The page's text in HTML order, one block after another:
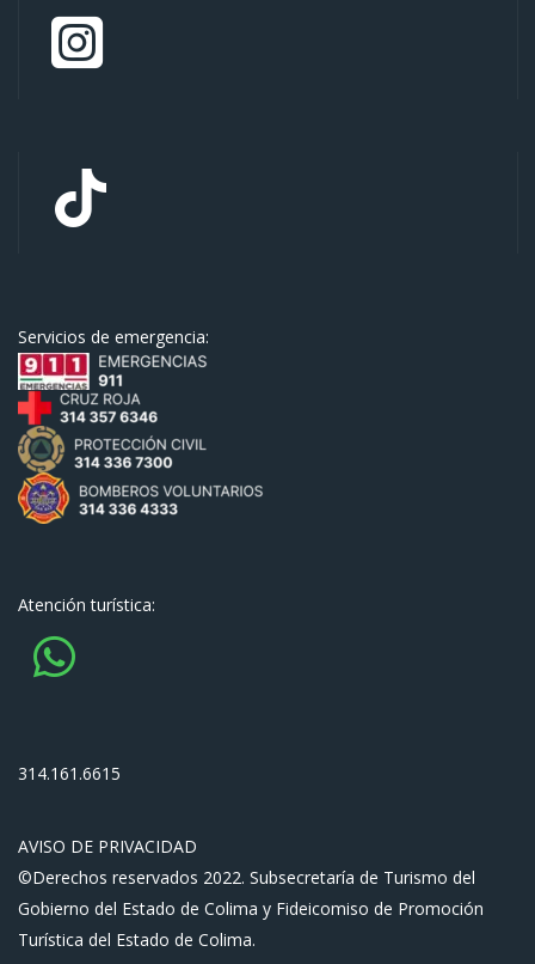
Servicios de emergencia:
Atención turística:
314.161.6615
AVISO DE PRIVACIDAD
©Derechos reservados 2022. Subsecretaría de Turismo del
Gobierno del Estado de Colima y Fideicomiso de Promoción
Turística del Estado de Colima.